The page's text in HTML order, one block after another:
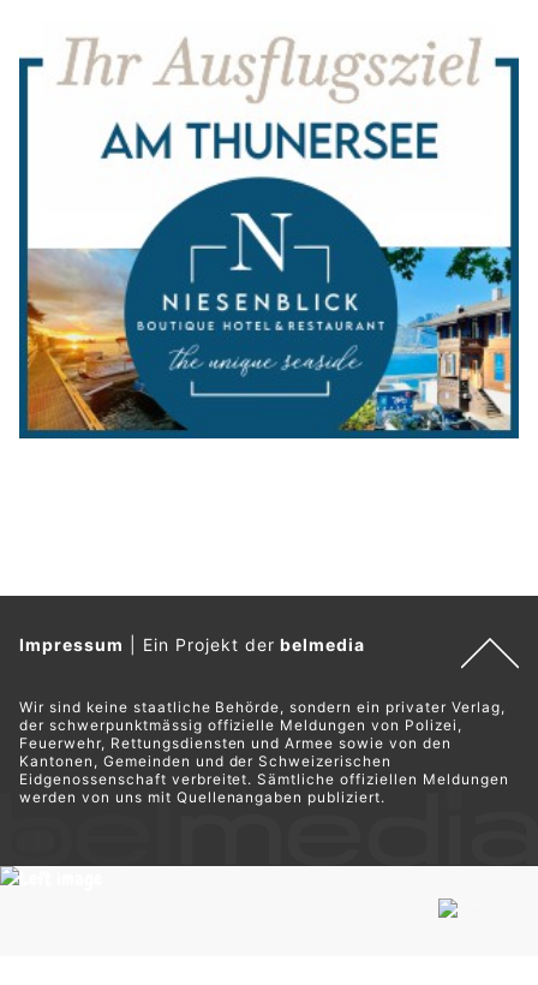
Impressum Ein Projekt derbelmedia
Wir sind keine staatliche Behörde, sondern ein privater Verlag,
der schwerpunktmässig offizielle Meldungen von Polizei,
Feuerwehr, Rettungsdiensten und Armee sowie von den
Kantonen, Gemeinden und der Schweizerischen
Eidgenossenschaft verbreitet. Sämtliche offiziellen Meldungen
werden von uns mit Quellenangaben publiziert.